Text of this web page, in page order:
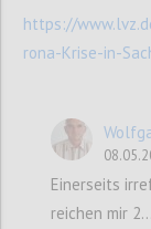
(2) Erreger
> Rasant
spezifische
(3)
> Totaler
https://
rona-Krise-in-
Einerseits
reichen mir